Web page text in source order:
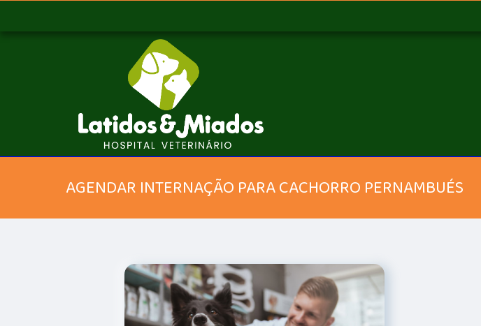
AGENDAR INTERNAÇÃO PARA CACHORRO PERNAMBUÉS